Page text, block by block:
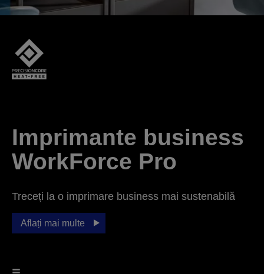
Imprimante business
WorkForce Pro
Treceți la o imprimare business mai sustenabilă
Aflați mai multe